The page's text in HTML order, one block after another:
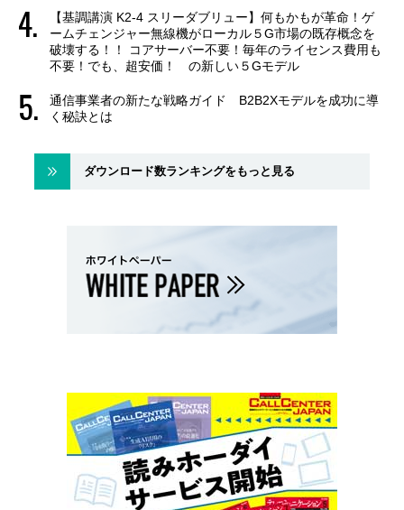
【基調講演 K2-4 スリーダブリュー】何もかもが革命！ゲ
ームチェンジャー無線機がローカル５G市場の既存概念を
破壊する！！ コアサーバー不要！毎年のライセンス費用も
不要！でも、超安価！ の新しい５Gモデル
通信事業者の新たな戦略ガイド B2B2Xモデルを成功に導
く秘訣とは
ダウンロード数ランキングをもっと見る